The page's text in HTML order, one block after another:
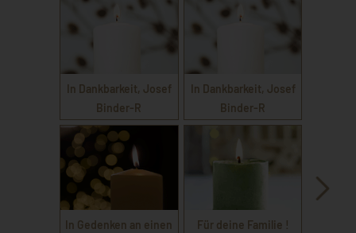
In Dankbarkeit, Josef
Binder-R
In Dankbarkeit, Josef
Binder-R
In Gedenken an einen
Für deine Familie !